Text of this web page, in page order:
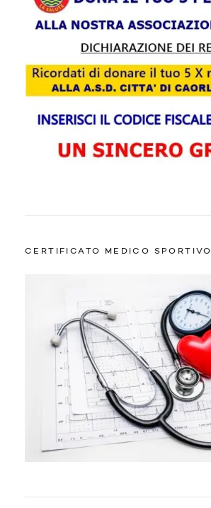
CERTIFICATO MEDICO SPORTIVO